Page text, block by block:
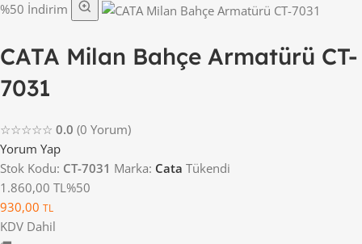
%50 İndirim
CATA Milan Bahçe Armatürü CT-
7031
☆☆☆☆☆ 0.0 (0 Yorum)
Yorum Yap
Stok Kodu: CT-7031 Marka: Cata Tükendi
1.860,00 TL%50
930,00 TL
KDV Dahil